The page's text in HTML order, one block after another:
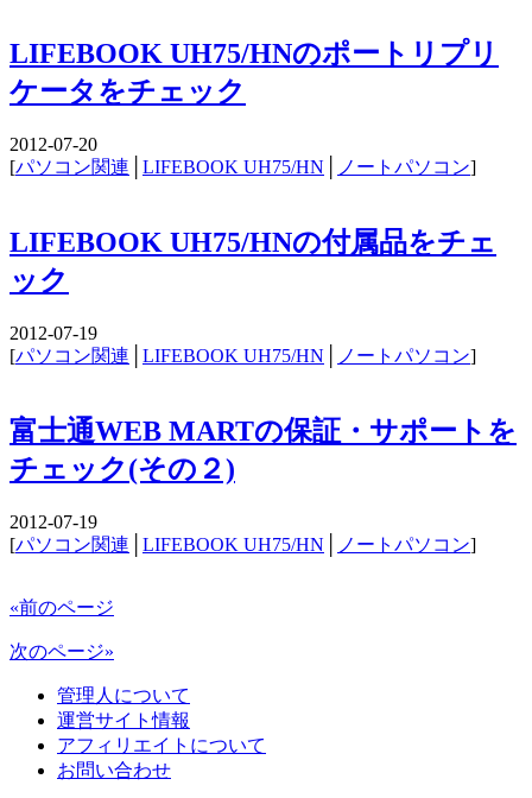
LIFEBOOK UH75/HNのポートリプリ
ケータをチェック
2012-07-20
[パソコン関連 LIFEBOOK UH75/HN ノートパソコン]
LIFEBOOK UH75/HNの付属品をチェ
ック
2012-07-19
[パソコン関連 LIFEBOOK UH75/HN ノートパソコン]
富士通WEB MARTの保証・サポートを
チェック(その２)
2012-07-19
[パソコン関連 LIFEBOOK UH75/HN ノートパソコン]
«前のページ
次のページ»
管理人について
運営サイト情報
アフィリエイトについて
お問い合わせ